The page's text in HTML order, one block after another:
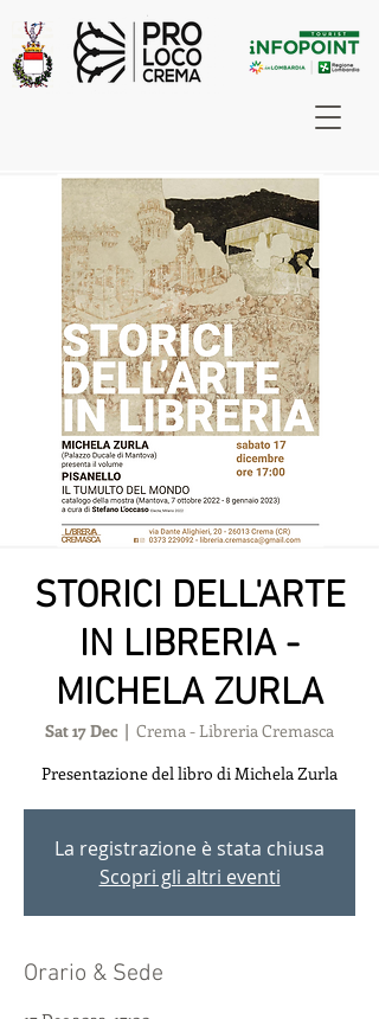
STORICI DELL'ARTE
IN LIBRERIA -
MICHELA ZURLA
Sat 17 Dec
  |
Crema - Libreria Cremasca
Presentazione del libro di Michela Zurla
La registrazione è stata chiusa
Scopri gli altri eventi
Orario & Sede